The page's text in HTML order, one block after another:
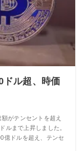
ドル超、時価
がテンセントを超え
ルまで上昇しました。
億ドルを超え、テンセ